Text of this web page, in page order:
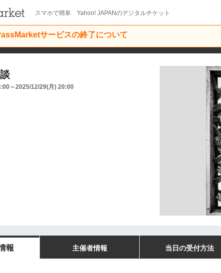
スマホで簡単 Yahoo! JAPANのデジタルチケット
サービスの終了について
～2025/12/29(月) 20:00
報 主催者情報 当日の受付方法